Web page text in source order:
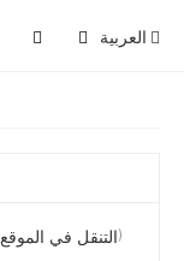
العربية
التنقل في الموقع(5)